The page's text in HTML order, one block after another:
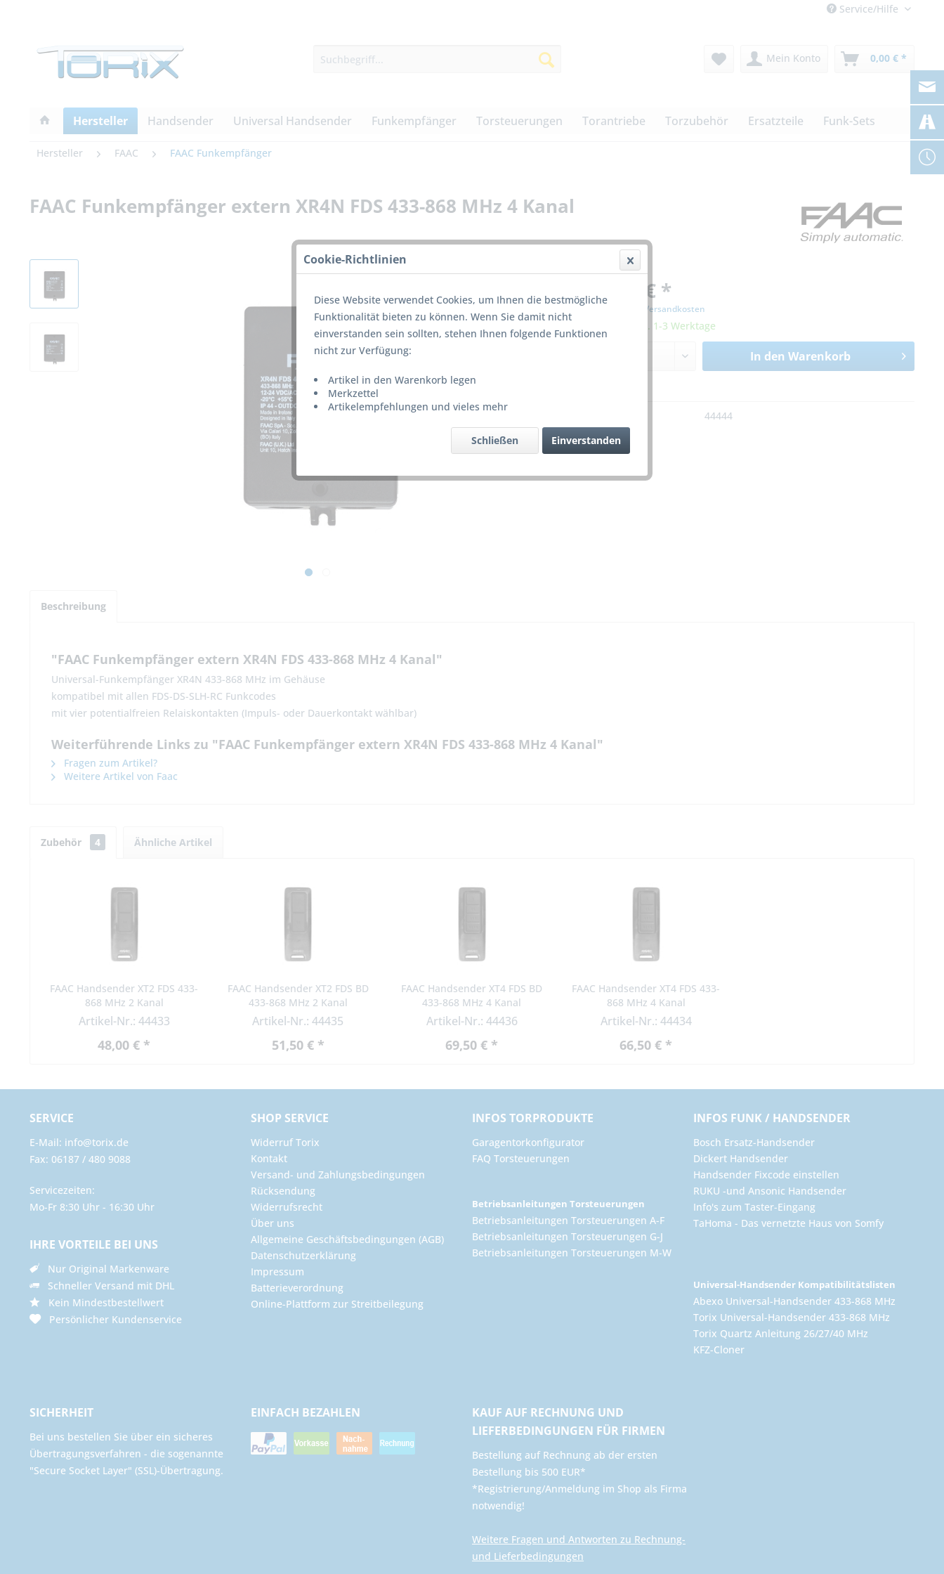
Service/Hilfe
Mein Konto 0,00 € *
Hersteller Handsender Universal Handsender Funkempfänger Torsteuerungen Torantriebe Torzubehör Ersatzteile Funk-Sets
Hersteller FAAC FAAC Funkempfänger
FAAC Funkempfänger extern XR4N FDS 433-868 MHz 4 Kanal
229,00 € *
inkl. MwSt. zzgl. Versandkosten
Lieferzeit ca. 1-3 Werktage
In den Warenkorb
44444
Beschreibung
"FAAC Funkempfänger extern XR4N FDS 433-868 MHz 4 Kanal"
Universal-Funkempfänger XR4N 433-868 MHz im Gehäuse
kompatibel mit allen FDS-DS-SLH-RC Funkcodes
mit vier potentialfreien Relaiskontakten (Impuls- oder Dauerkontakt wählbar)
Weiterführende Links zu "FAAC Funkempfänger extern XR4N FDS 433-868 MHz 4 Kanal"
Fragen zum Artikel?
Weitere Artikel von Faac
Zubehör 4 Ähnliche Artikel
FAAC Handsender XT2 FDS 433-
868 MHz 2 Kanal
Artikel-Nr.: 44433
48,00 € *
FAAC Handsender XT2 FDS BD
433-868 MHz 2 Kanal
bidirektional
Artikel-Nr.: 44435
51,50 € *
FAAC Handsender XT4 FDS BD
433-868 MHz 4 Kanal
bidirektional
Artikel-Nr.: 44436
69,50 € *
FAAC Handsender XT4 FDS 433-
868 MHz 4 Kanal
Artikel-Nr.: 44434
66,50 € *
SERVICE
E-Mail: info@torix.de
Fax: 06187 / 480 9088
Servicezeiten:
Mo-Fr 8:30 Uhr - 16:30 Uhr
IHRE VORTEILE BEI UNS
Nur Original Markenware
Schneller Versand mit DHL
Kein Mindestbestellwert
Persönlicher Kundenservice
SHOP SERVICE
Widerruf Torix
Kontakt
Versand- und Zahlungsbedingungen
Rücksendung
Widerrufsrecht
Über uns
Allgemeine Geschäftsbedingungen (AGB)
Datenschutzerklärung
Impressum
Batterieverordnung
Online-Plattform zur Streitbeilegung
INFOS TORPRODUKTE
Garagentorkonfigurator
FAQ Torsteuerungen
Betriebsanleitungen Torsteuerungen
Betriebsanleitungen Torsteuerungen A-F
Betriebsanleitungen Torsteuerungen G-J
Betriebsanleitungen Torsteuerungen M-W
INFOS FUNK / HANDSENDER
Bosch Ersatz-Handsender
Dickert Handsender
Handsender Fixcode einstellen
RUKU -und Ansonic Handsender
Info's zum Taster-Eingang
TaHoma - Das vernetzte Haus von Somfy
Universal-Handsender Kompatibilitätslisten
Abexo Universal-Handsender 433-868 MHz
Torix Universal-Handsender 433-868 MHz
Torix Quartz Anleitung 26/27/40 MHz
KFZ-Cloner
SICHERHEIT
Bei uns bestellen Sie über ein sicheres
Übertragungsverfahren - die sogenannte
"Secure Socket Layer" (SSL)-Übertragung.
EINFACH BEZAHLEN
KAUF AUF RECHNUNG UND
LIEFERBEDINGUNGEN FÜR FIRMEN
​Bestellung auf Rechnung ab der ersten
Bestellung bis 500 EUR*
*Registrierung/Anmeldung im Shop als Firma
notwendig!
Weitere Fragen und Antworten zu Rechnung-
und Lieferbedingungen
Cookie-Richtlinien
Diese Website verwendet Cookies, um Ihnen die bestmögliche
Funktionalität bieten zu können. Wenn Sie damit nicht
einverstanden sein sollten, stehen Ihnen folgende Funktionen
nicht zur Verfügung:
Artikel in den Warenkorb legen
Merkzettel
Artikelempfehlungen und vieles mehr
Einverstanden
Schließen